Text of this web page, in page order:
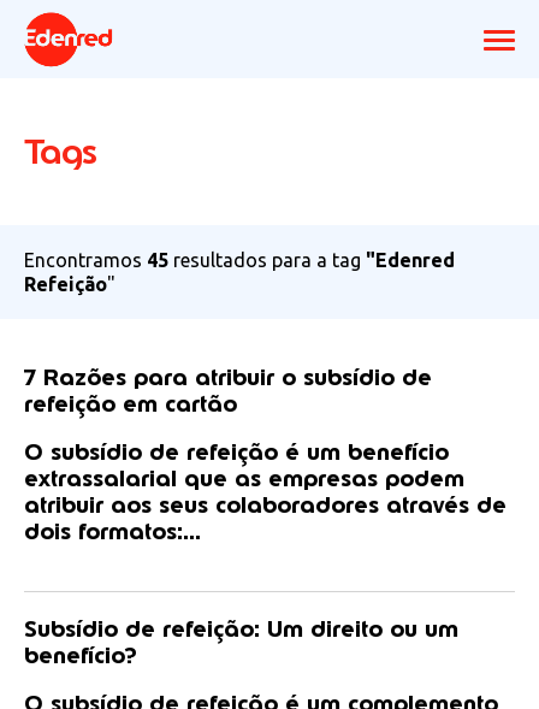
Tags
Encontramos 45 resultados para a tag "Edenred
Refeição"
7 Razões para atribuir o subsídio de
refeição em cartão
O subsídio de refeição é um benefício
extrassalarial que as empresas podem
atribuir aos seus colaboradores através de
dois formatos:...
Subsídio de refeição: Um direito ou um
benefício?